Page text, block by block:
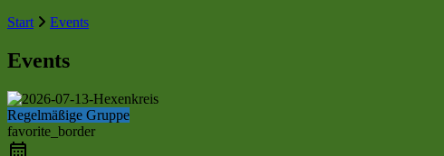
Start
Events
Events
Regelmäßige Gruppe
favorite_border